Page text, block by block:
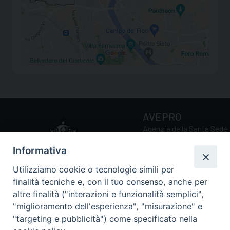
AVEPRO
Agenzia della Santa Sede
Promozione della Qualità
delle Università e Facoltà
Ecclesiastiche
Via della Conciliazione, 5
00193 Roma (RM)
Informativa
Utilizziamo cookie o tecnologie simili per
finalità tecniche e, con il tuo consenso, anche per
altre finalità ("interazioni e funzionalità semplici",
"miglioramento dell'esperienza", "misurazione" e
"targeting e pubblicità") come specificato nella